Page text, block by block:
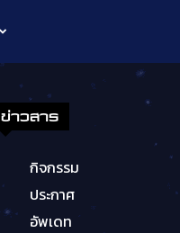
ข่าวสาร
กิจกรรม
ประกาศ
อัพเดท